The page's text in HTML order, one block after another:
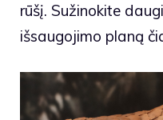
rūšį. Sužinokite
išsaugojimo planą